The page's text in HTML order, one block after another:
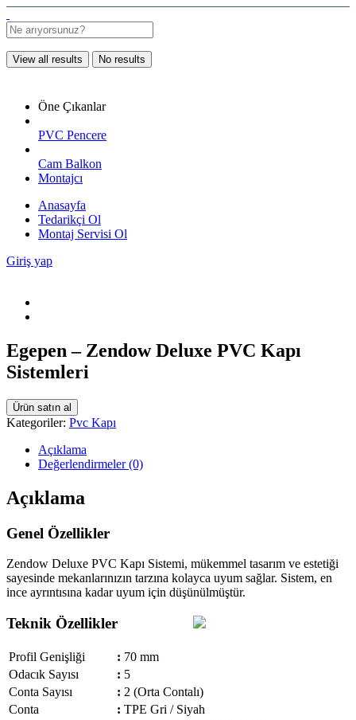
View all results No results
Öne Çıkanlar
PVC Pencere
Cam Balkon
Montajcı
Anasayfa
Tedarikçi Ol
Montaj Servisi Ol
Giriş yap
Egepen – Zendow Deluxe PVC Kapı
Sistemleri
Ürün satın al
Kategoriler: Pvc Kapı
Açıklama
Değerlendirmeler (0)
Açıklama
Genel Özellikler
Zendow Deluxe PVC Kapı Sistemi, mükemmel tasarım ve estetiği
sayesinde mekanlarınızın tarzına kolayca uyum sağlar. Sistem, en
ince ayrıntısına kadar uyum için düşünül­müştür.
Teknik Özellikler
Profil Genişliği : 70 mm
Odacık Sayısı
: 5
Conta Sayısı
: 2 (Orta Contalı)
Conta
: TPE Gri / Siyah